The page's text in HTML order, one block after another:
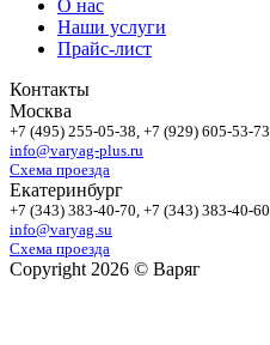
О нас
Наши услуги
Прайс-лист
Контакты
Москва
+7 (495) 255-05-38 , +7 (929) 605-53-73
info@varyag-plus.ru
Схема проезда
Екатеринбург
+7 (343) 383-40-70 , +7 (343) 383-40-60
info@varyag.su
Схема проезда
Copyright 2026 © Варяг